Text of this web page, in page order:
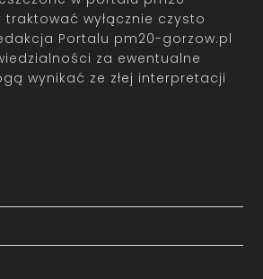
wyłącznie czysto
Portalu pm20-gorzow.pl
za ewentualne
wynikać ze złej interpretacji